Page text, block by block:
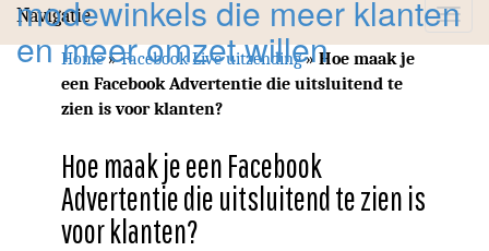
Toggle
Navigatie
Home»Facebook Live uitzending»Hoe maak je
een Facebook Advertentie die uitsluitend te
zien is voor klanten?
Hoe maak je een Facebook
Advertentie die uitsluitend te zien is
voor klanten?